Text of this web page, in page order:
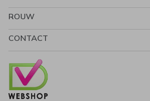
ROUW
CONTACT